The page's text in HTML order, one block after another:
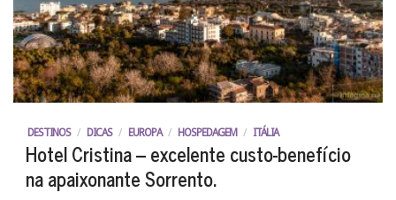
DESTINOS / DICAS / EUROPA / HOSPEDAGEM / ITÁLIA
Hotel Cristina – excelente custo-benefício
na apaixonante Sorrento.